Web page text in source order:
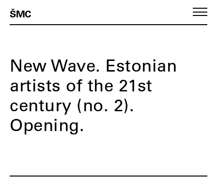
ŠMC
New Wave. Estonian
artists of the 21st
century (no. 2).
Opening.